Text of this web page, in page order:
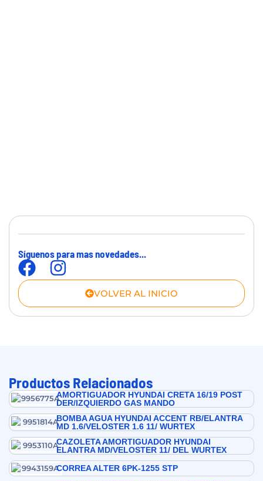
Síguenos para mas novedades...
VOLVER AL INICIO
Productos Relacionados
AMORTIGUADOR HYUNDAI CRETA 16/19 POST
DER/IZQUIERDO GAS MANDO
BOMBA AGUA HYUNDAI ACCENT RB/ELANTRA
MD 1.6/VELOSTER 1.6 11/ WURTEX
CAZOLETA AMORTIGUADOR HYUNDAI
ELANTRA MD/VELOSTER 11/ DEL WURTEX
CORREA ALTER 6PK-1255 STP